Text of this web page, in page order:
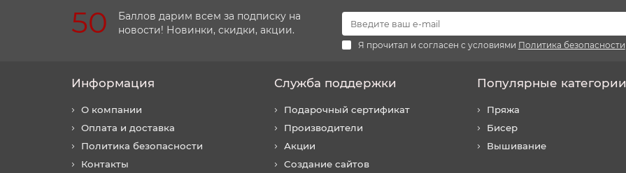
50
Баллов дарим всем за подписку на
новости! Новинки, скидки, акции.
Я прочитал и согласен с условиями Политика безопасности
Информация
О компании
Оплата и доставка
Политика безопасности
Контакты
Служба поддержки
Подарочный сертификат
Производители
Акции
Создание сайтов
Популярные категории
Пряжа
Бисер
Вышивание